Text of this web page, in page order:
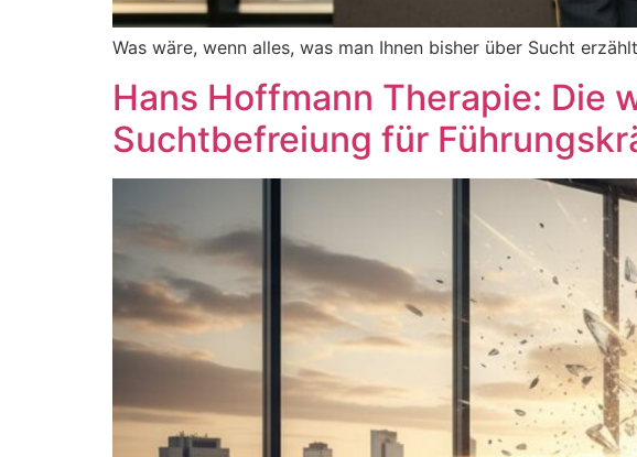
Was wäre, wenn alles, was man Ihnen bisher über Sucht
Hans Hoffmann Therapie: Die
Suchtbefreiung für